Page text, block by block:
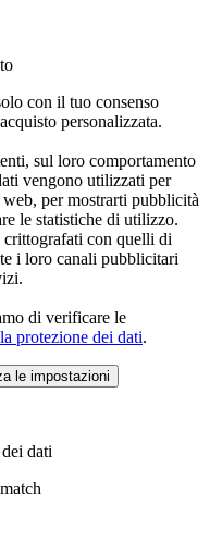
con il tuo consenso
personalizzata.
sul loro comportamento
vengono utilizzati per
per mostrarti pubblicità
le statistiche di utilizzo.
con quelli di
i loro canali pubblicitari
di verificare le
protezione dei dati.
le impostazioni
dati